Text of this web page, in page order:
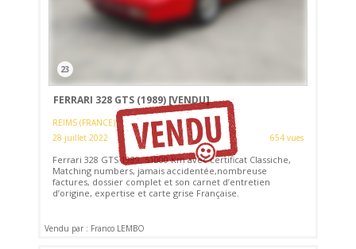
23
FERRARI 328 GTS (1989) [VENDU]
REIMS (FRANCE)
28 juillet 2022
654 vues
Ferrari 328 GTS 1989, 51000 Km avec certificat Classiche,
Matching numbers, jamais accidentée,nombreuse
factures, dossier complet et son carnet d’entretien
d’origine, expertise et carte grise Française.
Vendu par : Franco LEMBO